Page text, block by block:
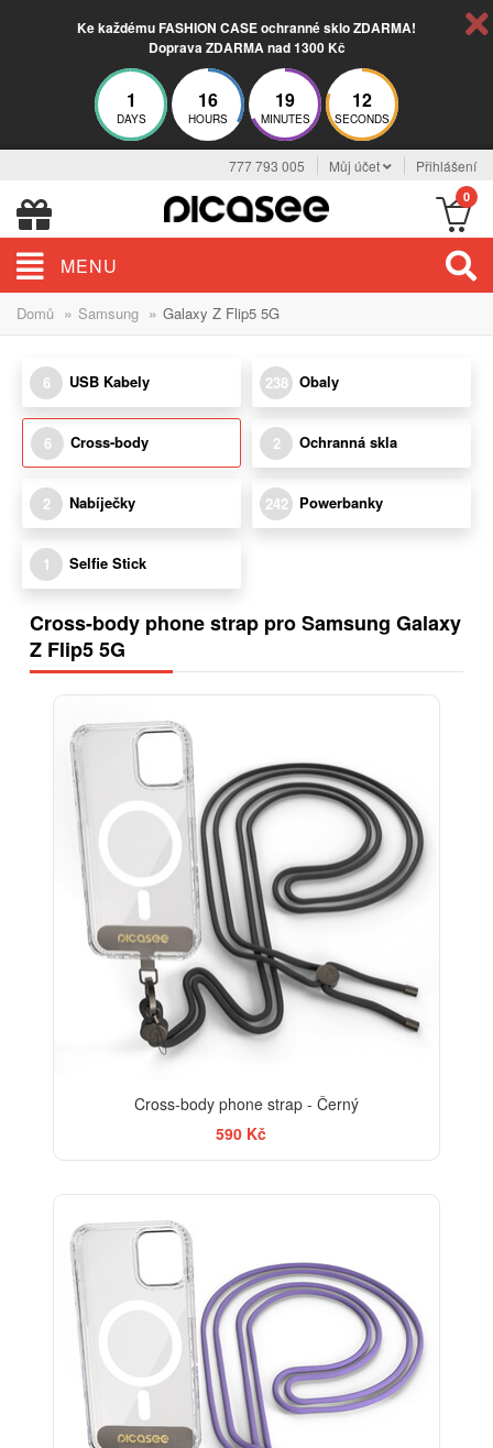
Ke každému FASHION CASE ochranné sklo ZDARMA!
Doprava ZDARMA nad 1300 Kč
1
DAYS
16
HOURS
19
MINUTES
11
SECONDS
777 793 005 Můj účet Přihlášení
0
MENU
Domů » Samsung » Galaxy Z Flip5 5G
6 USB Kabely 238 Obaly
6 Cross-body 2 Ochranná skla
2 Nabíječky 242 Powerbanky
1 Selfie Stick
Cross-body phone strap pro Samsung Galaxy
Z Flip5 5G
Cross-body phone strap - Černý
590 Kč